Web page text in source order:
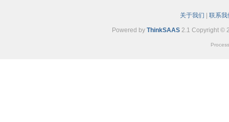
关于我们 联系我
Powered by ThinkSAAS 2.1 Copyright ©